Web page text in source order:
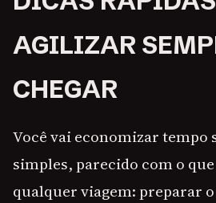
AGILIZAR
CHEGAR
Você vai economizar
simples, parecido com o
qualquer viagem: preparar